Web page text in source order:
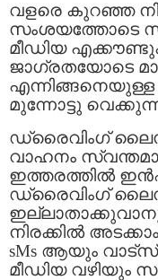
വളരെ കുറഞ്ഞ
സംശയത്തോടെ
മീഡിയ
ജാഗ്രതയോടെ
എന്നിങ്ങനെയുള്ള
മുന്നോട്ടു
ഡ്രൈവിംഗ്
വാഹനം
ഇത്തരത്തിൽ
ഡ്രൈവിംഗ്
നിരക്കിൽ
sMs ആയും
മീഡിയ വഴിയും